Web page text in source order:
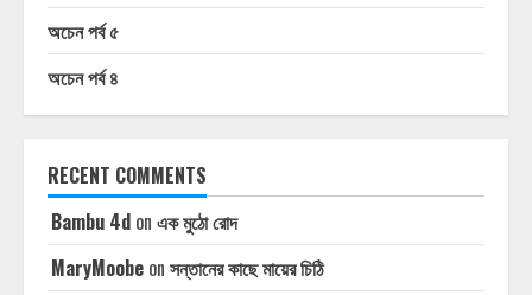
অচেন পর্ব ৫
অচেন পর্ব ৪
RECENT COMMENTS
Bambu 4d on এক মুঠো রোদ
MaryMoobe on সন্তানের কাছে মায়ের চিঠি